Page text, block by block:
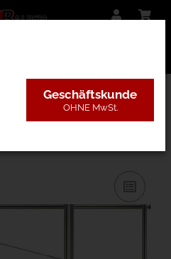
Geschäftskunde
OHNE MwSt.